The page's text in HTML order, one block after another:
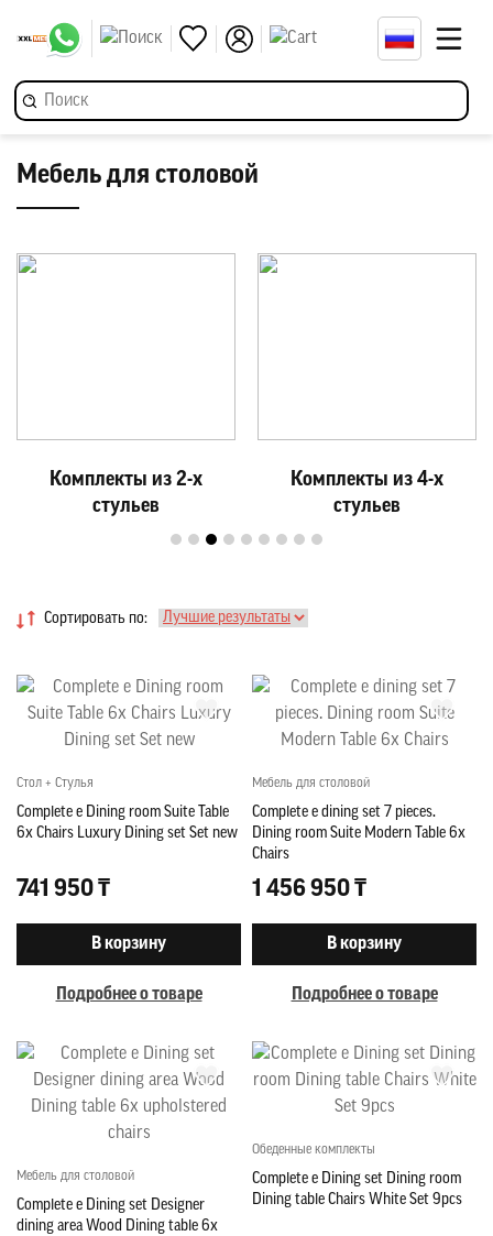
Мебель для столовой
Комплекты из 2-х
стульев
Комплекты из 4-х
стульев
Сортировать по:
Стол + Стулья
Complete e Dining room Suite Table
6x Chairs Luxury Dining set Set new
741 950 ₸
В корзину
Подробнее о товаре
Мебель для столовой
Complete e dining set 7 pieces.
Dining room Suite Modern Table 6x
Chairs
1 456 950 ₸
В корзину
Подробнее о товаре
Мебель для столовой
Complete e Dining set Designer
dining area Wood Dining table 6x
Обеденные комплекты
Complete e Dining set Dining room
Dining table Chairs White Set 9pcs